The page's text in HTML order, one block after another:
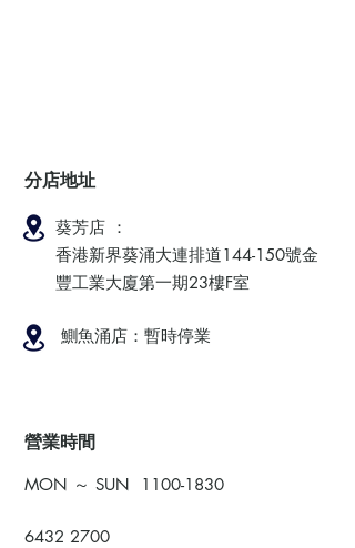
分店地址
葵芳店 ：
香港新界葵涌大連排道144-150號金
豐工業大廈第一期23樓F室
鰂魚涌店：暫時停業
​營業時間
MON ～ SUN 1100-1830
6432 2700